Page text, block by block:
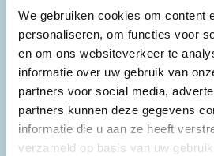
We gebruiken cookies om content
personaliseren, om functies voor
en om ons websiteverkeer te
informatie over uw gebruik van
partners voor social media,
partners kunnen deze gegevens
informatie die u aan ze heeft
verzameld op basis van uw
Definitief
September 2026
procedures
2026-2027